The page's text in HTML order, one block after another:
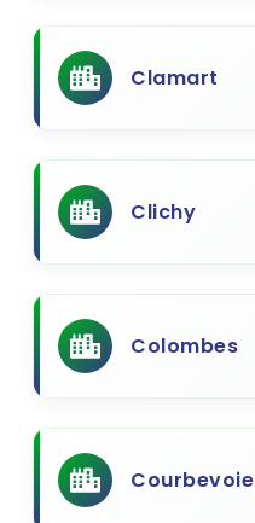
Clamart
Clichy
Colombes
Courbevoie